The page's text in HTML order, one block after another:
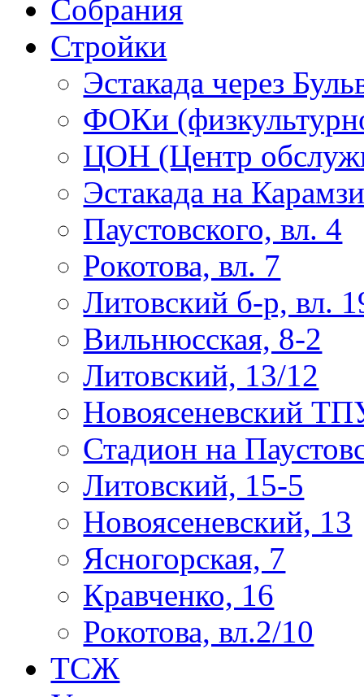
Собрания
Стройки
Эстакада через
ФОКи
ЦОН (Центр
Эстакада на
Паустовского, вл. 4
Рокотова, вл. 7
Литовский б-р, вл.
Вильнюсская, 8-2
Литовский, 13/12
Новоясеневский
Стадион на
Литовский, 15-5
Новоясеневский, 13
Ясногорская, 7
Кравченко, 16
Рокотова, вл.2/10
ТСЖ